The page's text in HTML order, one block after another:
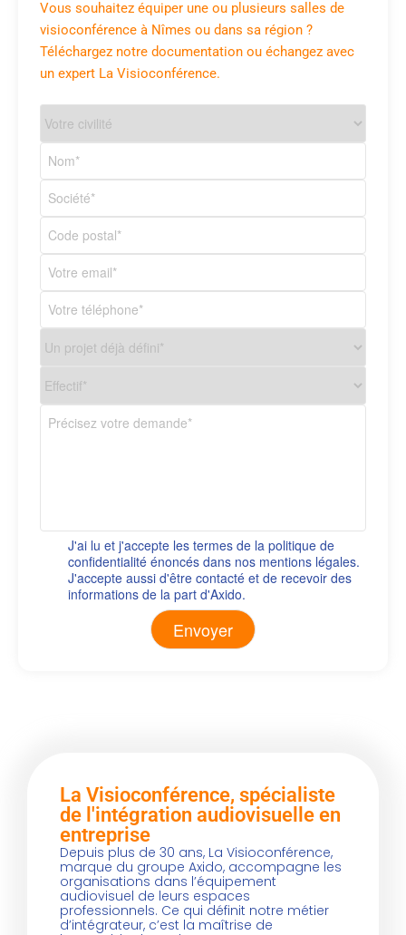
Vous souhaitez équiper une ou plusieurs salles de
visioconférence à Nîmes ou dans sa région ?
Téléchargez notre documentation ou échangez avec
un expert La Visioconférence.
J'ai lu et j'accepte les termes de la politique de
confidentialité énoncés dans nos mentions légales.
J'accepte aussi d'être contacté et de recevoir des
informations de la part d'Axido.
La Visioconférence, spécialiste
de l'intégration audiovisuelle en
entreprise
Depuis plus de 30 ans, La Visioconférence,
marque du groupe Axido, accompagne les
organisations dans l’équipement
audiovisuel de leurs espaces
professionnels. Ce qui définit notre métier
d’intégrateur, c’est la maîtrise de